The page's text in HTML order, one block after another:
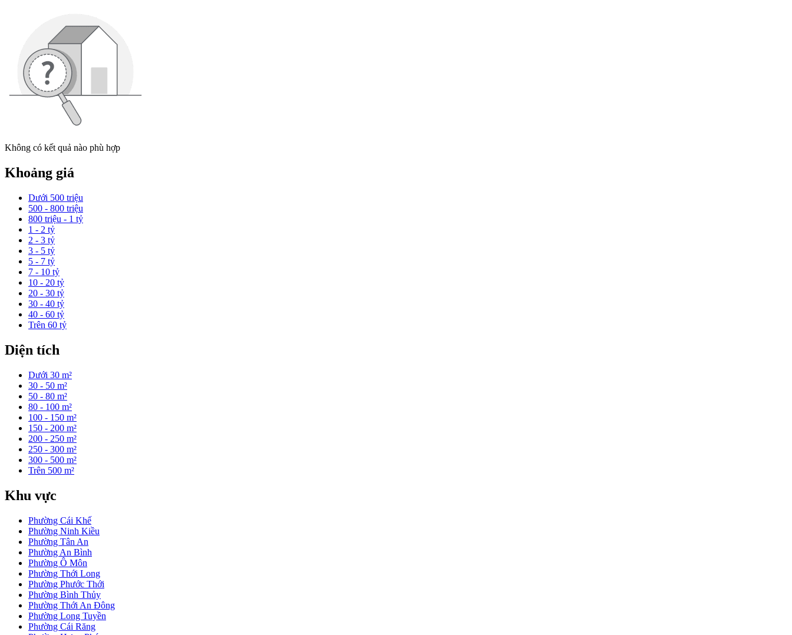
Không có kết quả nào phù hợp
Khoảng giá
Dưới 500 triệu
500 - 800 triệu
800 triệu - 1 tỷ
1 - 2 tỷ
2 - 3 tỷ
3 - 5 tỷ
5 - 7 tỷ
7 - 10 tỷ
10 - 20 tỷ
20 - 30 tỷ
30 - 40 tỷ
40 - 60 tỷ
Trên 60 tỷ
Diện tích
Dưới 30 m²
30 - 50 m²
50 - 80 m²
80 - 100 m²
100 - 150 m²
150 - 200 m²
200 - 250 m²
250 - 300 m²
300 - 500 m²
Trên 500 m²
Khu vực
Phường Cái Khế
Phường Ninh Kiều
Phường Tân An
Phường An Bình
Phường Ô Môn
Phường Thới Long
Phường Phước Thới
Phường Bình Thủy
Phường Thới An Đông
Phường Long Tuyền
Phường Cái Răng